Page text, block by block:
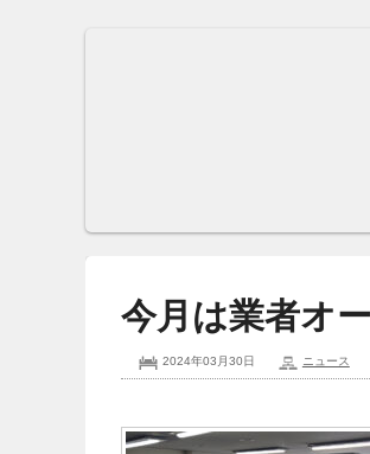
今月は業者オ
2024年03月30日 ニュース